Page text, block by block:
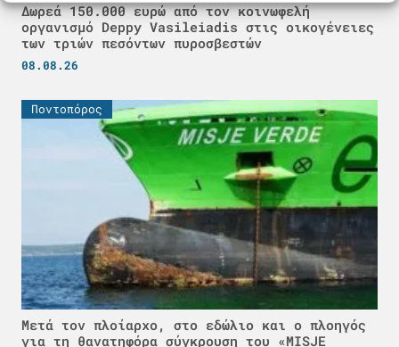
Δωρεά 150.000 ευρώ από τον κοινωφελή
οργανισμό Deppy Vasileiadis στις οικογένειες
των τριών πεσόντων πυροσβεστών
08.08.26
Ποντοπόρος
Μετά τον πλοίαρχο, στο εδώλιο και ο πλοηγός
για τη θανατηφόρα σύγκρουση του «MISJE